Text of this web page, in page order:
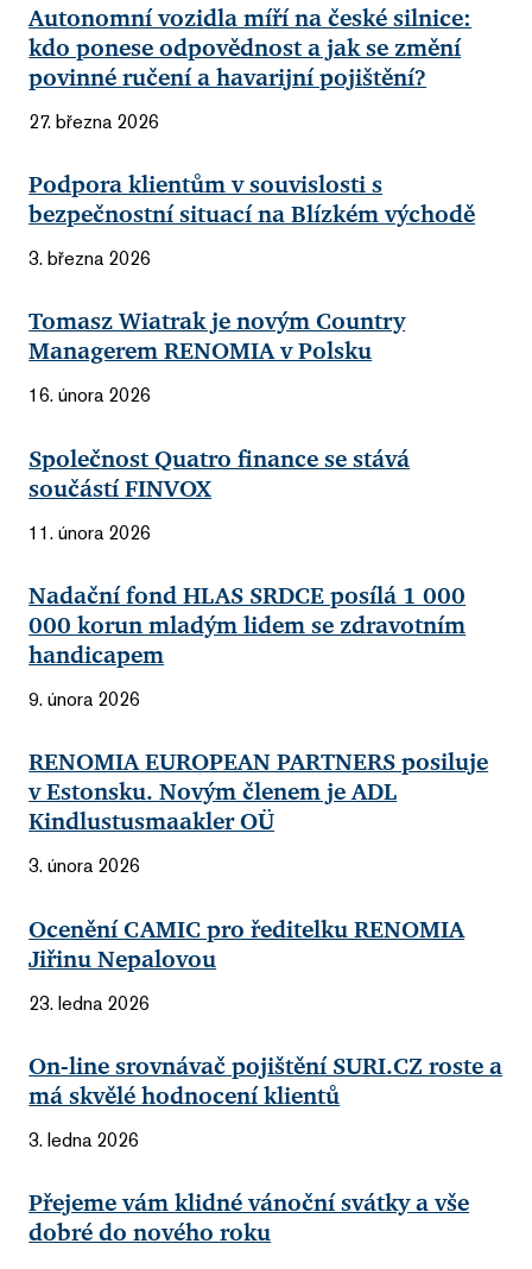
Autonomní vozidla míří na české silnice:
kdo ponese odpovědnost a jak se změní
povinné ručení a havarijní pojištění?
27. března 2026
Podpora klientům v souvislosti s
bezpečnostní situací na Blízkém východě
3. března 2026
Tomasz Wiatrak je novým Country
Managerem RENOMIA v Polsku
16. února 2026
Společnost Quatro finance se stává
součástí FINVOX
11. února 2026
Nadační fond HLAS SRDCE posílá 1 000
000 korun mladým lidem se zdravotním
handicapem
9. února 2026
RENOMIA EUROPEAN PARTNERS posiluje
v Estonsku. Novým členem je ADL
Kindlustusmaakler OÜ
3. února 2026
Ocenění CAMIC pro ředitelku RENOMIA
Jiřinu Nepalovou
23. ledna 2026
On-line srovnávač pojištění SURI.CZ roste a
má skvělé hodnocení klientů
3. ledna 2026
Přejeme vám klidné vánoční svátky a vše
dobré do nového roku